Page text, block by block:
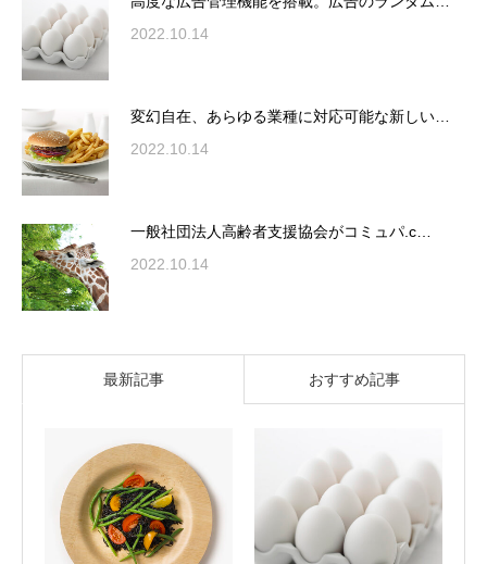
2022.10.14
変幻自在、あらゆる業種に対応可能な新しい…
2022.10.14
一般社団法人高齢者支援協会がコミュパ.c…
2022.10.14
最新記事 おすすめ記事